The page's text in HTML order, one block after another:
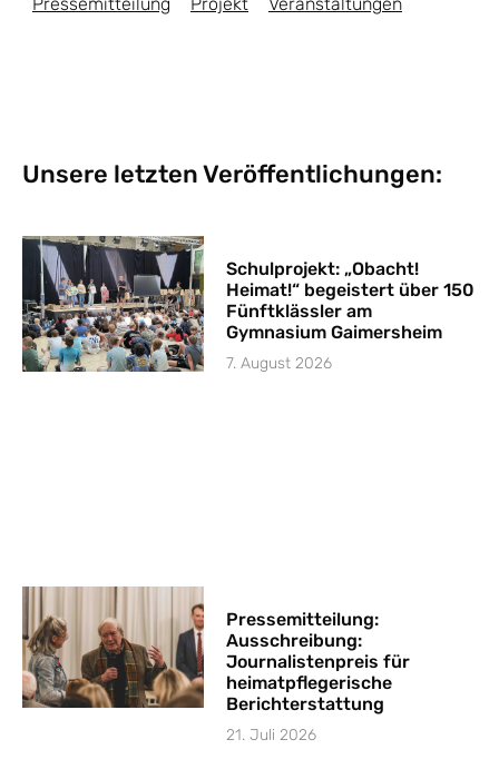
Unsere letzten Veröffentlichungen:
Schulprojekt: „Obacht!
Heimat!“ begeistert über 150
Fünftklässler am
Gymnasium Gaimersheim
7. August 2026
Pressemitteilung:
Ausschreibung:
Journalistenpreis für
heimatpflegerische
Berichterstattung
21. Juli 2026